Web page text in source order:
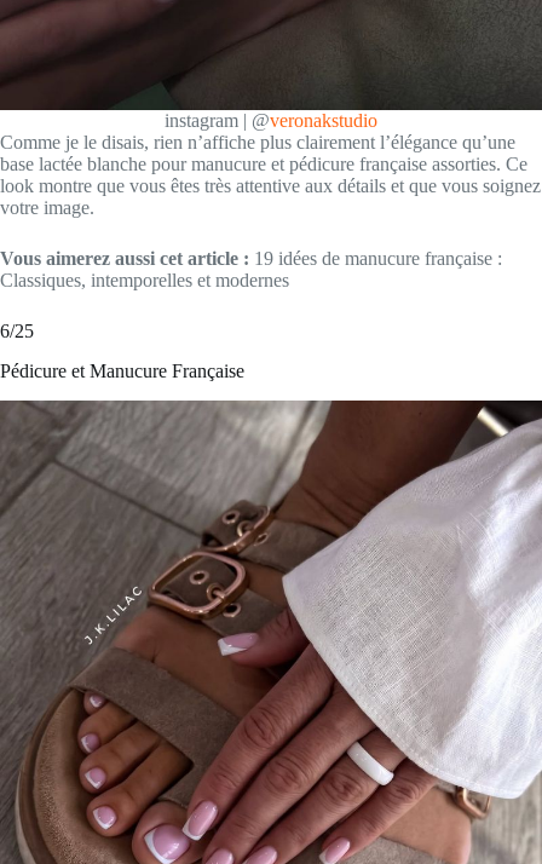
instagram | @veronakstudio
Comme je le disais, rien n’affiche plus clairement l’élégance qu’une
base lactée blanche pour manucure et pédicure française assorties. Ce
look montre que vous êtes très attentive aux détails et que vous soignez
votre image.
Vous aimerez aussi cet article : 19 idées de manucure française :
Classiques, intemporelles et modernes
6/25
Pédicure et Manucure Française